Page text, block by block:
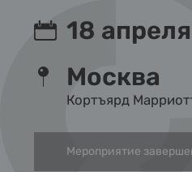
18
Москва
Кортъярд
Мероприятие